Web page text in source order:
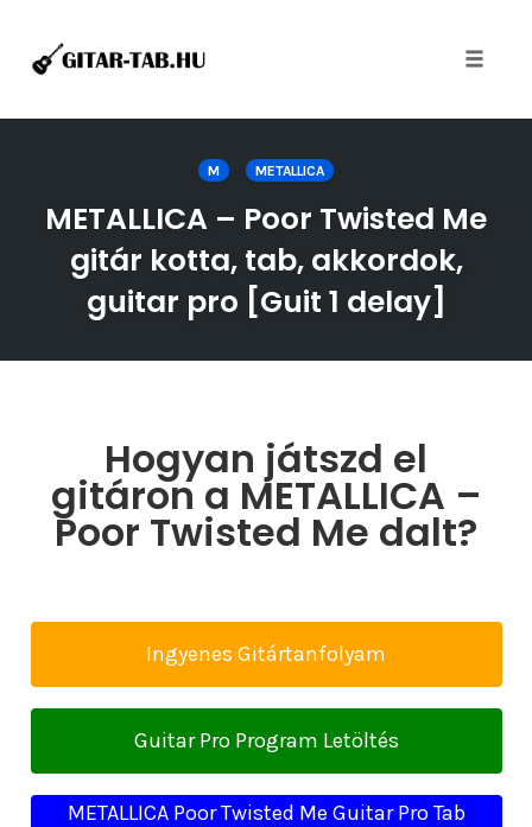
M METALLICA
METALLICA – Poor Twisted Me
gitár kotta, tab, akkordok,
guitar pro [Guit 1 delay]
Hogyan játszd el
gitáron a METALLICA –
Poor Twisted Me dalt?
Ingyenes Gitártanfolyam
Guitar Pro Program Letöltés
METALLICA Poor Twisted Me Guitar Pro Tab